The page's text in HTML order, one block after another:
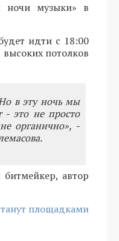
ночи музыки» в
идти с 18:00
высоких потолков
в эту ночь мы
- это не просто
органично», -
автор
площадками